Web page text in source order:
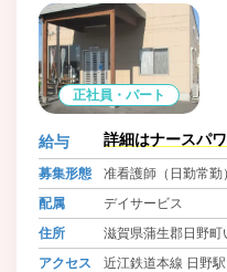
正社員・パート
給与 詳細はナースパ
募集形態
准看護師（日勤常勤）
配属
デイサービス
住所
滋賀県蒲生郡日野町
アクセス
近江鉄道本線 日野